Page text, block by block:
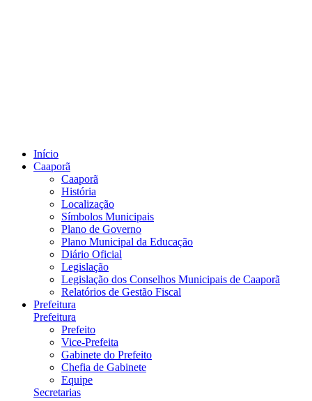
Início
Caaporã
Caaporã
História
Localização
Símbolos Municipais
Plano de Governo
Plano Municipal da Educação
Diário Oficial
Legislação
Legislação dos Conselhos Municipais de Caaporã
Relatórios de Gestão Fiscal
Prefeitura
Prefeitura
Prefeito
Vice-Prefeita
Gabinete do Prefeito
Chefia de Gabinete
Equipe
Secretarias